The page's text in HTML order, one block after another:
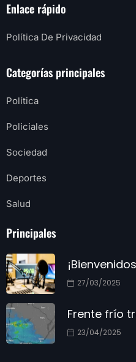
Enlace rápido
Política De Privacidad
Categorías principales
Política
Policiales
Sociedad
Deportes
Salud
Principales
27/03/2025
Frente frío
23/04/2025